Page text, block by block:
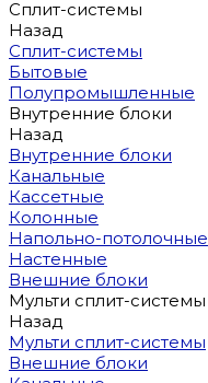
Сплит-системы
Назад
Сплит-системы
Бытовые
Полупромышленные
Внутренние блоки
Назад
Внутренние блоки
Канальные
Кассетные
Колонные
Напольно-потолочные
Настенные
Внешние блоки
Мульти сплит-системы
Назад
Мульти сплит-системы
Внешние блоки